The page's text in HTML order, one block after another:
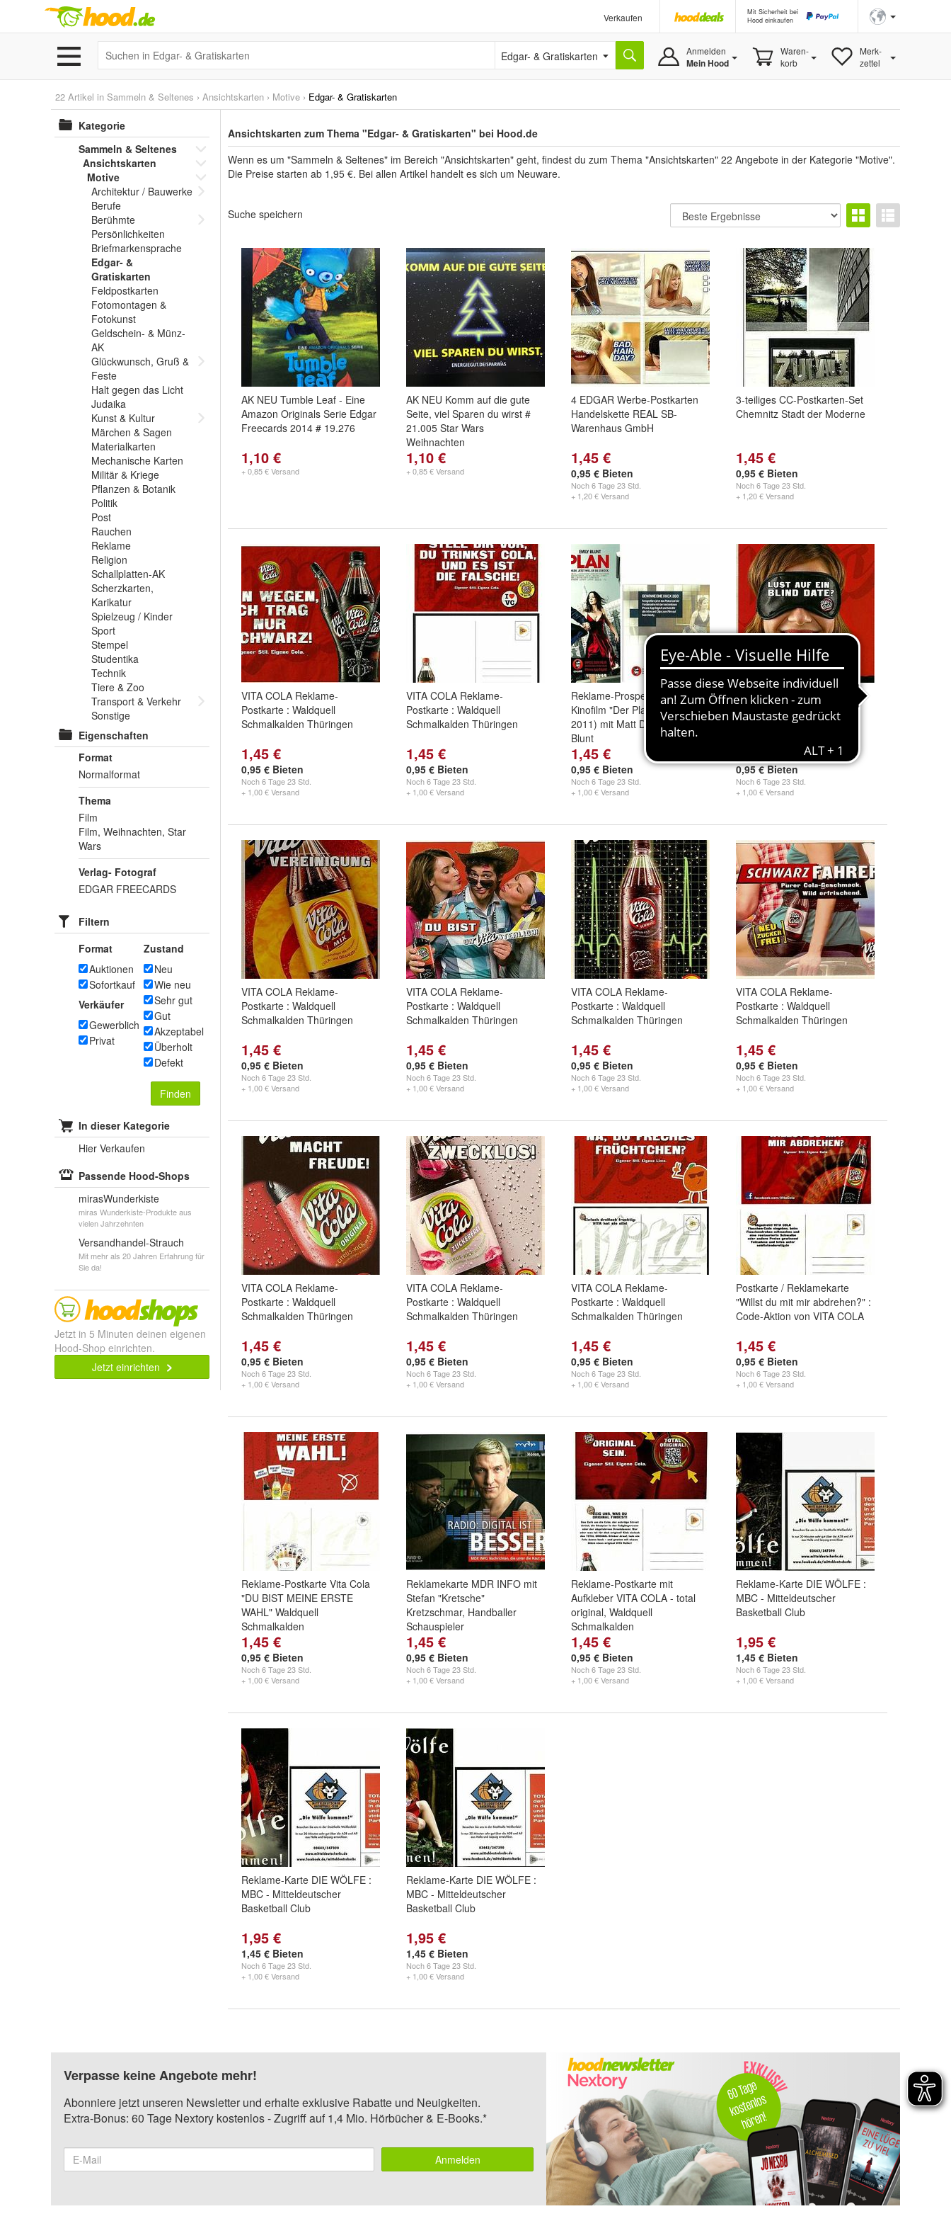
Verkaufen
Mit Sicherheit bei
Hood einkaufen
Edgar- & Gratiskarten Anmelden
Mein Hood
Waren-
korb
Merk-
zettel
22 Artikel in Sammeln & Seltenes › Ansichtskarten › Motive › Edgar- & Gratiskarten
Kategorie
Sammeln & Seltenes
Ansichtskarten
Motive
Architektur / Bauwerke
Berufe
Berühmte
Persönlichkeiten
Briefmarkensprache
Edgar- &
Gratiskarten
Feldpostkarten
Fotomontagen &
Fotokunst
Geldschein- & Münz-
AK
Glückwunsch, Gruß &
Feste
Halt gegen das Licht
Judaika
Kunst & Kultur
Märchen & Sagen
Materialkarten
Mechanische Karten
Militär & Kriege
Pflanzen & Botanik
Politik
Post
Rauchen
Reklame
Religion
Schallplatten-AK
Scherzkarten,
Karikatur
Spielzeug / Kinder
Sport
Stempel
Studentika
Technik
Tiere & Zoo
Transport & Verkehr
Sonstige
Eigenschaften
Format
Normalformat
Thema
Film
Film, Weihnachten, Star
Wars
Verlag- Fotograf
EDGAR FREECARDS
Filtern
Format
Auktionen
Sofortkauf
Verkäufer
Gewerblich
Privat
Zustand
Neu
Wie neu
Sehr gut
Gut
Akzeptabel
Überholt
Defekt
Finden
In dieser Kategorie
Hier Verkaufen
Passende Hood-Shops
mirasWunderkiste
miras Wunderkiste-Produkte aus
vielen Jahrzehnten
Versandhandel-Strauch
Mit mehr als 20 Jahren Erfahrung für
Sie da!
Jetzt in 5 Minuten deinen eigenen
Hood-Shop einrichten.
Jetzt einrichten
Ansichtskarten zum Thema "Edgar- & Gratiskarten" bei Hood.de
Wenn es um "Sammeln & Seltenes" im Bereich "Ansichtskarten" geht, findest du zum Thema "Ansichtskarten" 22 Angebote in der Kategorie "Motive".
Die Preise starten ab 1,95 €. Bei allen Artikel handelt es sich um Neuware.
Suche speichern
AK NEU Tumble Leaf - Eine
Amazon Originals Serie Edgar
Freecards 2014 # 19.276
1,10 €
+ 0,85 € Versand
AK NEU Komm auf die gute
Seite, viel Sparen du wirst #
21.005 Star Wars
Weihnachten
1,10 €
+ 0,85 € Versand
4 EDGAR Werbe-Postkarten
Handelskette REAL SB-
Warenhaus GmbH
1,45 €
0,95 € Bieten
Noch6 Tage 23 Std.
+ 1,20 € Versand
3-teiliges CC-Postkarten-Set
Chemnitz Stadt der Moderne
1,45 €
0,95 € Bieten
Noch6 Tage 23 Std.
+ 1,20 € Versand
VITA COLA Reklame-
Postkarte : Waldquell
Schmalkalden Thüringen
1,45 €
0,95 € Bieten
Noch6 Tage 23 Std.
+ 1,00 € Versand
VITA COLA Reklame-
Postkarte : Waldquell
Schmalkalden Thüringen
1,45 €
0,95 € Bieten
Noch6 Tage 23 Std.
+ 1,00 € Versand
Reklame-Prospektkarte
Kinofilm "Der Plan" (März
2011) mit Matt Damon, Emily
Blunt
1,45 €
0,95 € Bieten
Noch6 Tage 23 Std.
+ 1,00 € Versand
VITA COLA Reklame-
Postkarte : Waldquell
Schmalkalden Thüringen
0,95 € Bieten
Noch6 Tage 23 Std.
+ 1,00 € Versand
VITA COLA Reklame-
Postkarte : Waldquell
Schmalkalden Thüringen
1,45 €
0,95 € Bieten
Noch6 Tage 23 Std.
+ 1,00 € Versand
VITA COLA Reklame-
Postkarte : Waldquell
Schmalkalden Thüringen
1,45 €
0,95 € Bieten
Noch6 Tage 23 Std.
+ 1,00 € Versand
VITA COLA Reklame-
Postkarte : Waldquell
Schmalkalden Thüringen
1,45 €
0,95 € Bieten
Noch6 Tage 23 Std.
+ 1,00 € Versand
VITA COLA Reklame-
Postkarte : Waldquell
Schmalkalden Thüringen
1,45 €
0,95 € Bieten
Noch6 Tage 23 Std.
+ 1,00 € Versand
VITA COLA Reklame-
Postkarte : Waldquell
Schmalkalden Thüringen
1,45 €
0,95 € Bieten
Noch6 Tage 23 Std.
+ 1,00 € Versand
VITA COLA Reklame-
Postkarte : Waldquell
Schmalkalden Thüringen
1,45 €
0,95 € Bieten
Noch6 Tage 23 Std.
+ 1,00 € Versand
VITA COLA Reklame-
Postkarte : Waldquell
Schmalkalden Thüringen
1,45 €
0,95 € Bieten
Noch6 Tage 23 Std.
+ 1,00 € Versand
Postkarte / Reklamekarte
"Willst du mit mir abdrehen?" :
Code-Aktion von VITA COLA
1,45 €
0,95 € Bieten
Noch6 Tage 23 Std.
+ 1,00 € Versand
Reklame-Postkarte Vita Cola
"DU BIST MEINE ERSTE
WAHL" Waldquell
Schmalkalden
1,45 €
0,95 € Bieten
Noch6 Tage 23 Std.
+ 1,00 € Versand
Reklamekarte MDR INFO mit
Stefan "Kretsche"
Kretzschmar, Handballer
Schauspieler
1,45 €
0,95 € Bieten
Noch6 Tage 23 Std.
+ 1,00 € Versand
Reklame-Postkarte mit
Aufkleber VITA COLA - total
original, Waldquell
Schmalkalden
1,45 €
0,95 € Bieten
Noch6 Tage 23 Std.
+ 1,00 € Versand
Reklame-Karte DIE WÖLFE :
MBC - Mitteldeutscher
Basketball Club
1,95 €
1,45 € Bieten
Noch6 Tage 23 Std.
+ 1,00 € Versand
Reklame-Karte DIE WÖLFE :
MBC - Mitteldeutscher
Basketball Club
1,95 €
1,45 € Bieten
Noch6 Tage 23 Std.
+ 1,00 € Versand
Reklame-Karte DIE WÖLFE :
MBC - Mitteldeutscher
Basketball Club
1,95 €
1,45 € Bieten
Noch6 Tage 23 Std.
+ 1,00 € Versand
Verpasse keine Angebote mehr!
Abonniere jetzt unseren Newsletter und erhalte exklusive Rabatte und Neuigkeiten.
Extra-Bonus: 60 Tage Nextory kostenlos - Zugriff auf 1,4 Mio. Hörbücher & E-Books.*
Anmelden